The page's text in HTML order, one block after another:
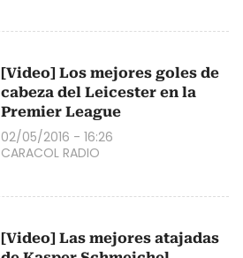
[Video] Los mejores goles de
cabeza del Leicester en la
Premier League
02/05/2016 - 16:26
CARACOL RADIO
[Video] Las mejores atajadas